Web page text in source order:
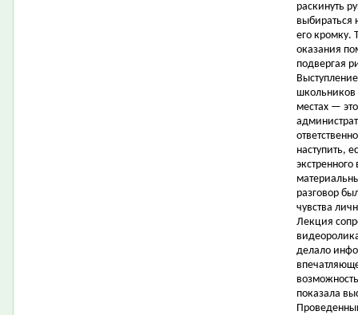
раскинуть
выбираться
его кромку.
оказания
подвергая
школьников
местах —
наступить,
разговор
чувства
Лекция
делало
показала